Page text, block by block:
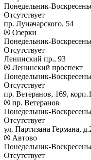
Понедельник-
Отсутствует
пр. Луначарского, 54
Озерки
Понедельник-
Отсутствует
Ленинский пр., 93
Ленинский проспект
Понедельник-
Отсутствует
пр. Ветеранов, 169, корп.1
пр. Ветеранов
Понедельник-
Отсутствует
ул. Партизана Германа,
Автово
Понедельник-
Отсутствует